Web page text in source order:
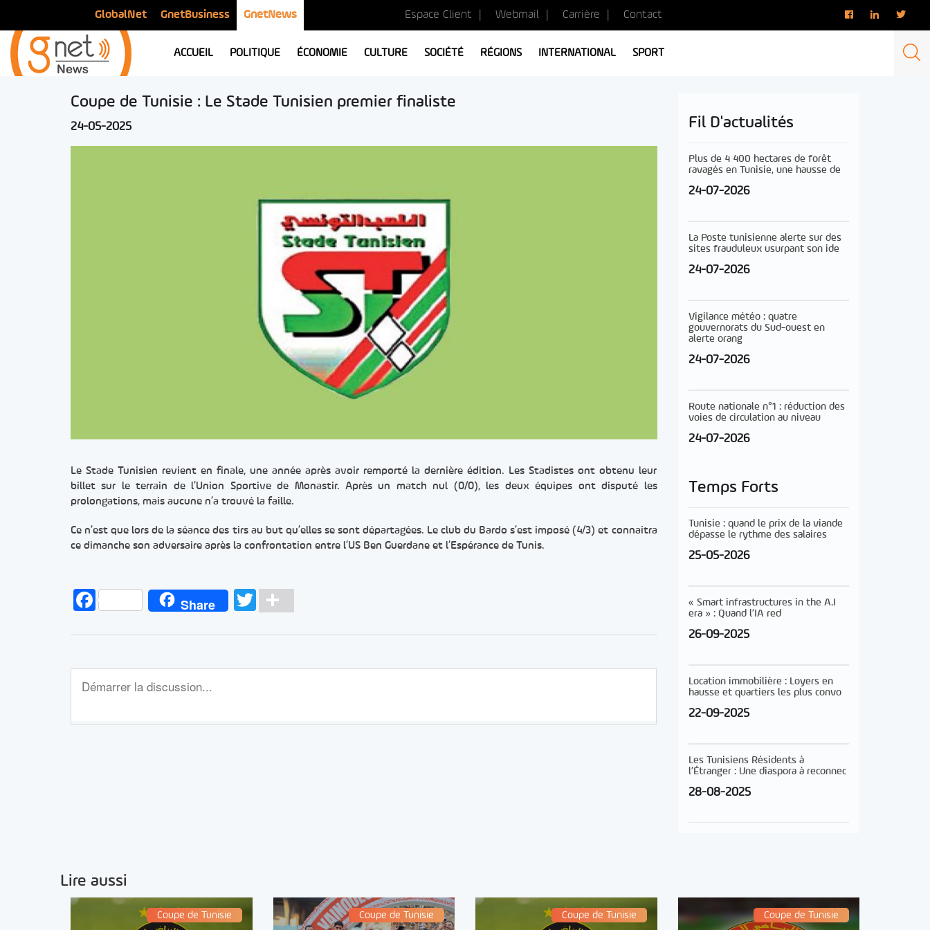
GlobalNet GnetBusiness GnetNews Espace Client Webmail Carrière Contact
ACCUEIL POLITIQUE ÉCONOMIE CULTURE SOCIÉTÉ RÉGIONS INTERNATIONAL SPORT
Coupe de Tunisie : Le Stade Tunisien premier finaliste
24-05-2025
Le Stade Tunisien revient en finale, une année après avoir remporté la dernière édition. Les Stadistes ont obtenu leur
billet sur le terrain de l’Union Sportive de Monastir. Après un match nul (0/0), les deux équipes ont disputé les
prolongations, mais aucune n’a trouvé la faille.
Ce n’est que lors de la séance des tirs au but qu’elles se sont départagées. Le club du Bardo s’est imposé (4/3) et connaitra
ce dimanche son adversaire après la confrontation entre l’US Ben Guerdane et l’Espérance de Tunis.
FacebookShare TwitterPartager
Fil D'actualités
Plus de 4 400 hectares de forêt
ravagés en Tunisie, une hausse de
24-07-2026
La Poste tunisienne alerte sur des
sites frauduleux usurpant son ide
24-07-2026
Vigilance météo : quatre
gouvernorats du Sud-ouest en
alerte orang
24-07-2026
Route nationale n°1 : réduction des
voies de circulation au niveau
24-07-2026
Temps Forts
Tunisie : quand le prix de la viande
dépasse le rythme des salaires
25-05-2026
« Smart infrastructures in the A.I
era » : Quand l’IA red
26-09-2025
Location immobilière : Loyers en
hausse et quartiers les plus convo
22-09-2025
Les Tunisiens Résidents à
l’Étranger : Une diaspora à reconnec
28-08-2025
Lire aussi
Coupe de Tunisie Coupe de Tunisie Coupe de Tunisie Coupe de Tunisie